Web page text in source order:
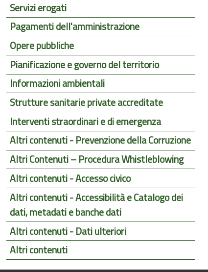
Servizi erogati
Pagamenti dell'amministrazione
Opere pubbliche
Pianificazione e governo del territorio
Informazioni ambientali
Strutture sanitarie private accreditate
Interventi straordinari e di emergenza
Altri contenuti - Prevenzione della Corruzione
Altri Contenuti – Procedura Whistleblowing
Altri contenuti - Accesso civico
Altri contenuti - Accessibilità e Catalogo dei
dati, metadati e banche dati
Altri contenuti - Dati ulteriori
Altri contenuti